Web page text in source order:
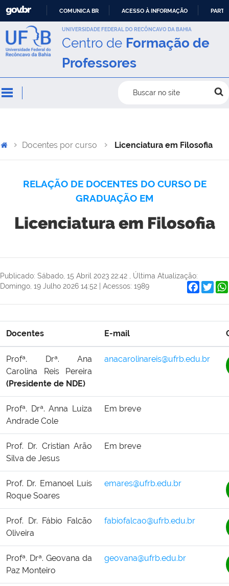
IR
PARA
CONTEÚDO
COMUNICA BR ACESSO À INFORMAÇÃO
UNIVERSIDADE FEDERAL DO RECÔNCAVO DA BAHIA
Centro de Formação de
Professores
Buscar no site
Docentes por curso Licenciatura em Filosofia
RELAÇÃO DE DOCENTES DO CURSO DE
GRADUAÇÃO EM
Licenciatura em Filosofia
Publicado: Sábado, 15 Abril 2023 22:42
Última Atualização:
Domingo, 19 Julho 2026 14:52 | Acessos: 1989
Docentes E-mail
Profª. Drª. Ana
Carolina Reis Pereira
(Presidente de NDE)
anacarolinareis@ufrb.edu.br
Profª. Drª. Anna Luiza
Andrade Cole
Em breve
Prof. Dr. Cristian Arão
Silva de Jesus
Em breve
Prof. Dr. Emanoel Luís
Roque Soares
emares@ufrb.edu.br
Prof. Dr. Fábio Falcão
Oliveira
fabiofalcao@ufrb.edu.br
Profª. Drª. Geovana da
Paz Monteiro
geovana@ufrb.edu.br